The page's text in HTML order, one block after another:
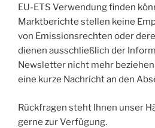
EU-ETS Verwendung finden
Marktberichte stellen keine
von Emissionsrechten oder
dienen ausschließlich der
Newsletter nicht mehr
eine kurze Nachricht an den
Rückfragen steht Ihnen unser
gerne zur Verfügung.